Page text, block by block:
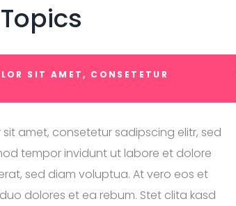
SIT AMET, CONSETETUR
sit amet, consetetur sadipscing elitr, sed
tempor invidunt ut labore et dolore
sed diam voluptua. At vero eos et
dolores et ea rebum. Stet clita kasd